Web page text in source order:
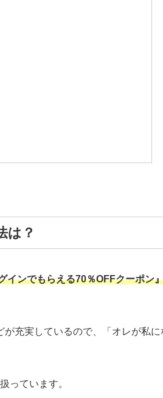
は？
インでもらえる70％OFFクーポン
充実しているので、「オレが私
っています。